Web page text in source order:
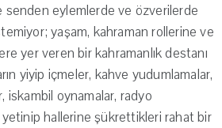
senden eylemlerde ve özverilerde
yaşam, kahraman rollerine ve
yer veren bir kahramanlık destanı
yiyip içmeler, kahve yudumlamalar,
iskambil oynamalar, radyo
hallerine şükrettikleri rahat bir